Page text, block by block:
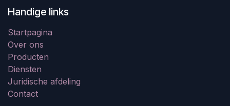
Handige links
Startpagina
Over ons
Producten
Diensten
Juridische afdeling
Contact